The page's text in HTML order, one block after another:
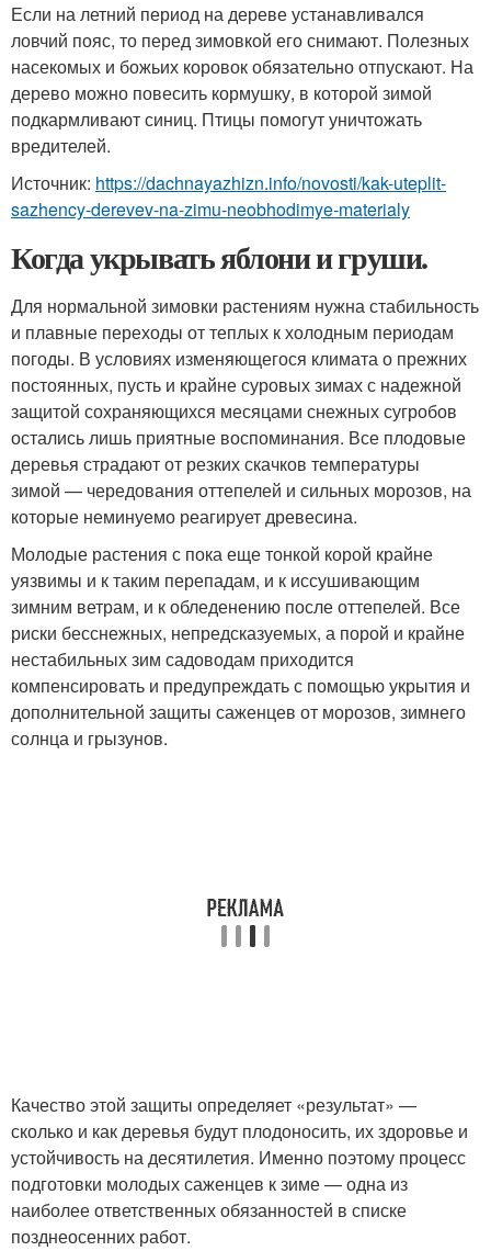
Если на летний период на дереве устанавливался
ловчий пояс, то перед зимовкой его снимают. Полезных
насекомых и божьих коровок обязательно отпускают. На
дерево можно повесить кормушку, в которой зимой
подкармливают синиц. Птицы помогут уничтожать
вредителей.
Источник: https://dachnayazhizn.info/novosti/kak-uteplit-
sazhency-derevev-na-zimu-neobhodimye-materialy
Когда укрывать яблони и груши.
Для нормальной зимовки растениям нужна стабильность
и плавные переходы от теплых к холодным периодам
погоды. В условиях изменяющегося климата о прежних
постоянных, пусть и крайне суровых зимах с надежной
защитой сохраняющихся месяцами снежных сугробов
остались лишь приятные воспоминания. Все плодовые
деревья страдают от резких скачков температуры
зимой — чередования оттепелей и сильных морозов, на
которые неминуемо реагирует древесина.
Молодые растения с пока еще тонкой корой крайне
уязвимы и к таким перепадам, и к иссушивающим
зимним ветрам, и к обледенению после оттепелей. Все
риски бесснежных, непредсказуемых, а порой и крайне
нестабильных зим садоводам приходится
компенсировать и предупреждать с помощью укрытия и
дополнительной защиты саженцев от морозов, зимнего
солнца и грызунов.
Качество этой защиты определяет «результат» —
сколько и как деревья будут плодоносить, их здоровье и
устойчивость на десятилетия. Именно поэтому процесс
подготовки молодых саженцев к зиме — одна из
наиболее ответственных обязанностей в списке
позднеосенних работ.